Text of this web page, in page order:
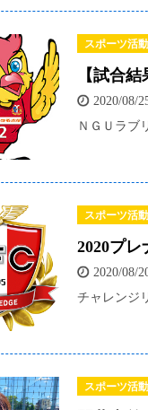
スポーツ活動
【試合
2020/08/
ＮＧＵラ
スポーツ活動
2020プ
2020/08/
チャレンジ
スポーツ活動